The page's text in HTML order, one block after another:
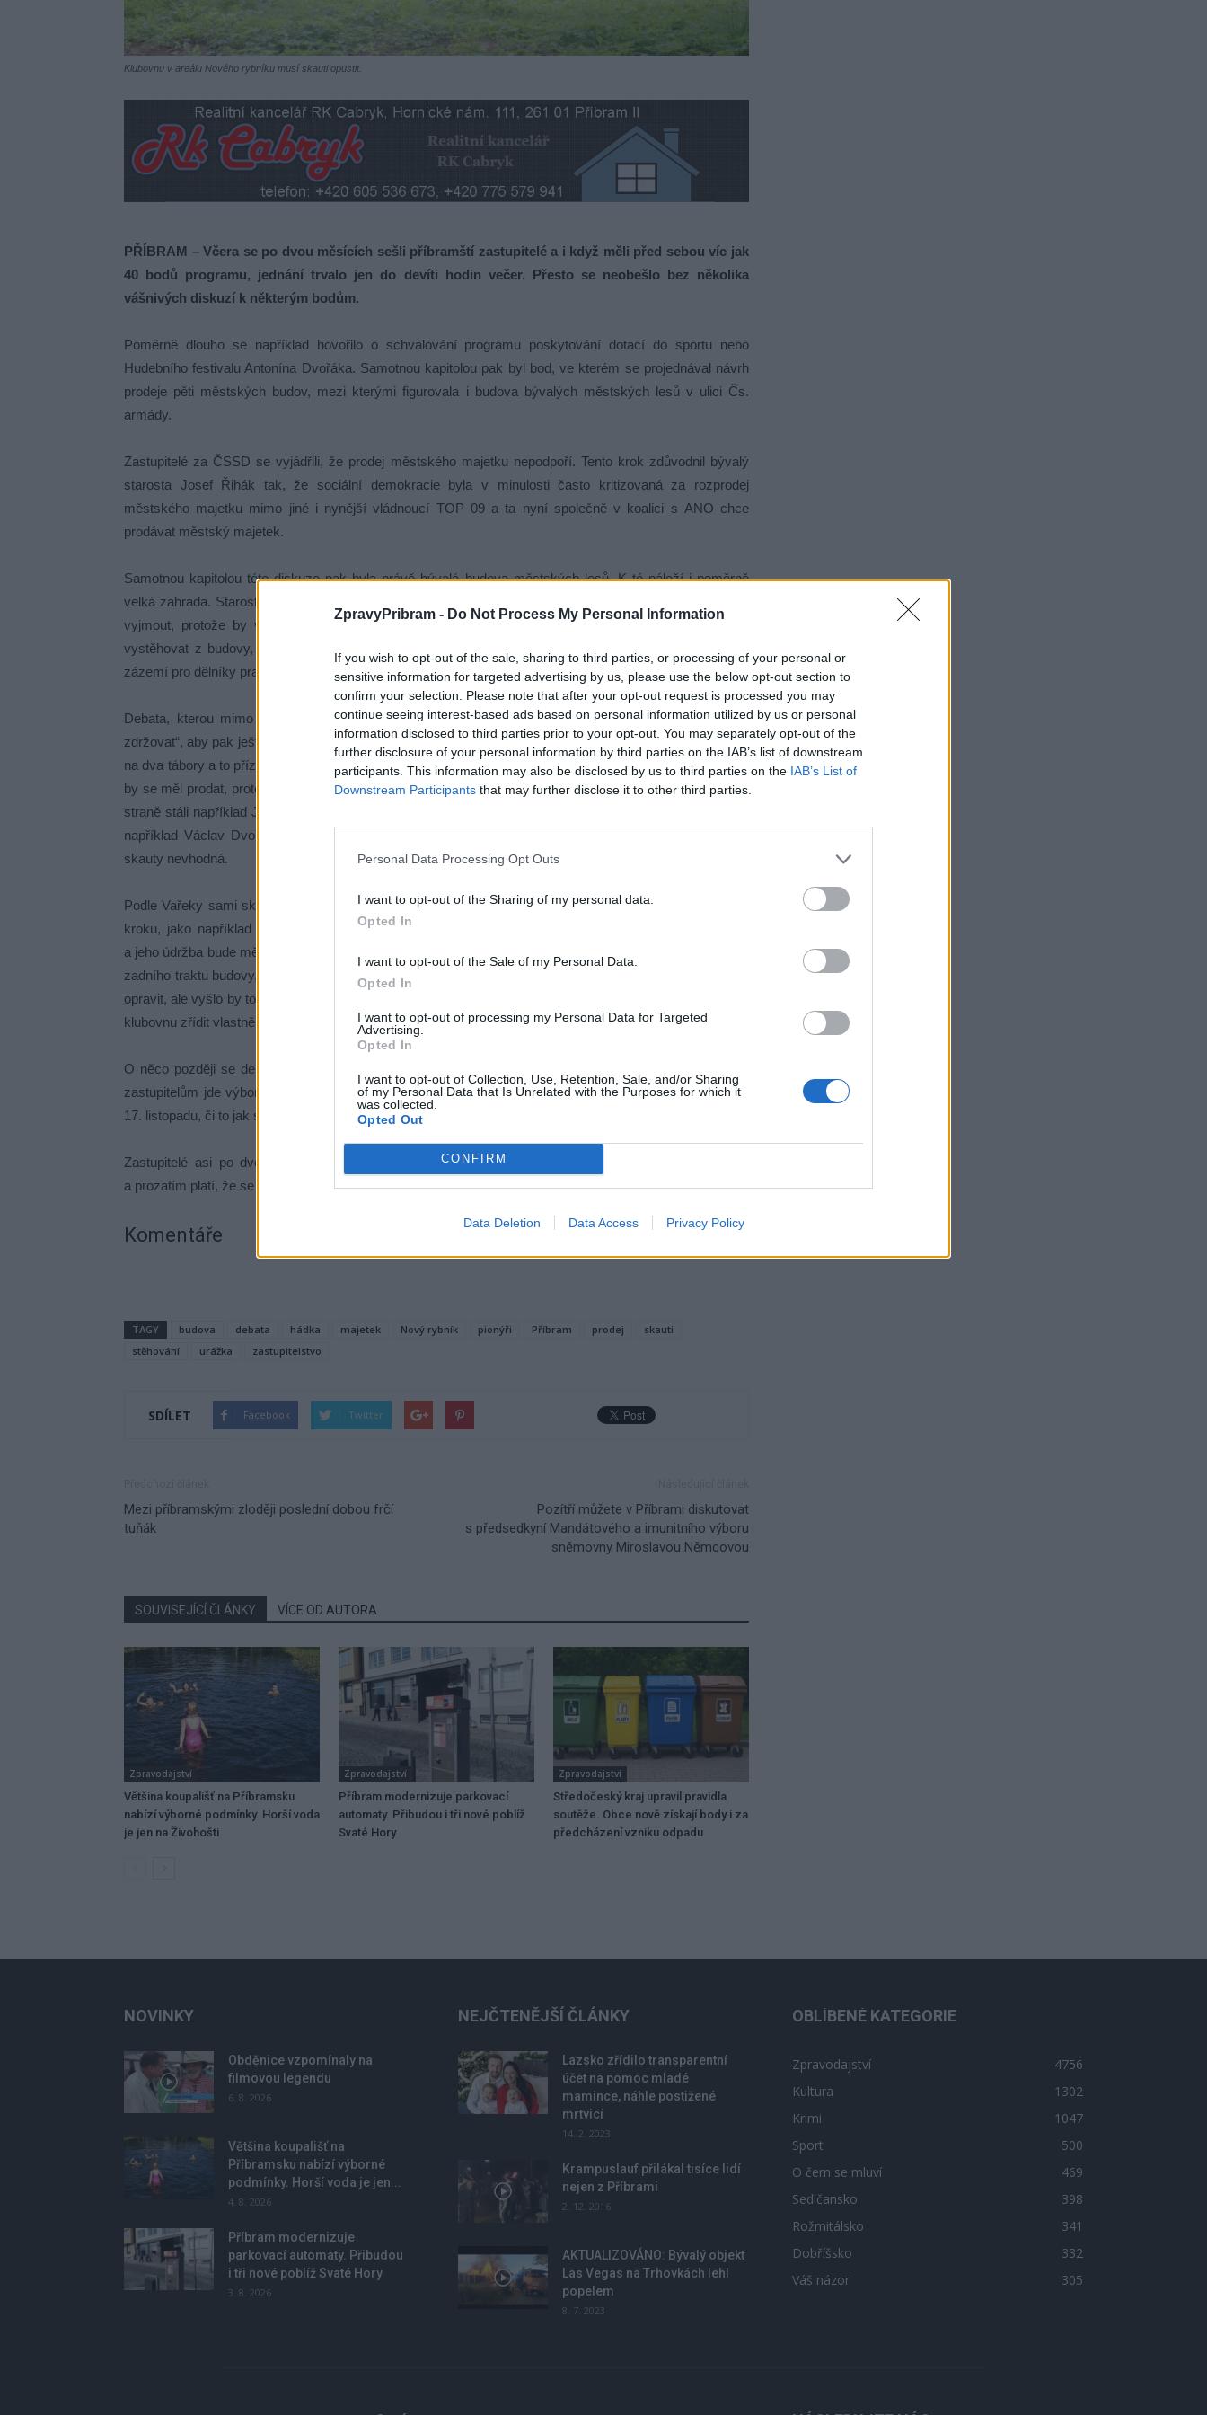
ZpravyPribram - Do Not Process My Personal Information
If you wish to opt-out of the sale, sharing to third parties, or processing of your personal or
sensitive information for targeted advertising by us, please use the below opt-out section to
confirm your selection. Please note that after your opt-out request is processed you may
continue seeing interest-based ads based on personal information utilized by us or personal
information disclosed to third parties prior to your opt-out. You may separately opt-out of the
further disclosure of your personal information by third parties on the IAB’s list of downstream
participants. This information may also be disclosed by us to third parties on the IAB’s List of
Downstream Participants that may further disclose it to other third parties.
Personal Data Processing Opt Outs
I want to opt-out of the Sharing of my personal data.
Opted In
I want to opt-out of the Sale of my Personal Data.
Opted In
I want to opt-out of processing my Personal Data for Targeted
Advertising.
Opted In
I want to opt-out of Collection, Use, Retention, Sale, and/or Sharing
of my Personal Data that Is Unrelated with the Purposes for which it
was collected.
Opted Out
CONFIRM
Data Deletion Data Access Privacy Policy
Klubovnu v areálu Nového rybníku musí skauti opustit.
PŘÍBRAM – Včera se po dvou měsících sešli příbramští zastupitelé a i když měli před sebou víc jak
40 bodů programu, jednání trvalo jen do devíti hodin večer. Přesto se neobešlo bez několika
vášnivých diskuzí k některým bodům.
Poměrně dlouho se například hovořilo o schvalování programu poskytování dotací do sportu nebo
Hudebního festivalu Antonína Dvořáka. Samotnou kapitolou pak byl bod, ve kterém se projednával návrh
prodeje pěti městských budov, mezi kterými figurovala i budova bývalých městských lesů v ulici Čs.
armády.
Zastupitelé za ČSSD se vyjádřili, že prodej městského majetku nepodpoří. Tento krok zdůvodnil bývalý
starosta Josef Řihák tak, že sociální demokracie byla v minulosti často kritizovaná za rozprodej
městského majetku mimo jiné i nynější vládnoucí TOP 09 a ta nyní společně v koalici s ANO chce
prodávat městský majetek.
Samotnou kapitolou této diskuze pak byla právě bývalá budova městských lesů. K té náleží i poměrně
velká zahrada. Starosta Jindřich Vařeka na začátku diskuze k tomuto bodu navrhl tento dům z hlasování
vyjmout, protože by v něm mohli najít útočiště příbramští skauti a pionýři. Ti se totiž budou muset
vystěhovat z budovy, kterou nyní užívají v areálu Nového rybníku, protože tu chce město využít jako
zázemí pro dělníky pracující na obnově tohoto koupaliště.
Debata, kterou mimo jiné opět neúměrně prodlužovali někteří zastupitelé oblíbeným výrokem „nechci
zdržovat“, aby pak ještě dvacetkrát zopakovali to, co už sami řekli, nebo řekl někdo jiný, rozdělila přítomné
na dva tábory a to příznivce přesunutí skautů a neprodávání budovy a naopak na ty, kteří si myslí, že dům
by se měl prodat, protože je pro skauty nevhodný. Není bez zajímavosti, že v této debatě spolu na jedné
straně stáli například Jindřich Vařeka (ANO) a Josef Řihák (ČSSD), kteří nechtěli dům prodat a na druhé
například Václav Dvořák (ANO) a Dagmar Říhová (Šance pro Příbram), ti si myslí, že budova je pro
skauty nevhodná.
Podle Vařeky sami skauti možnost přestěhování do bývalého objektu městských lesů vítají, kritici tohoto
kroku, jako například právě Dagmar Říhová, namítali, že se nachází u frekventované silnice, je vlhký
a jeho údržba bude město stát příliš peněz. Padly návrhy, že by bylo lepší přestěhovat skauty a pionýry do
zadního traktu budovy, kde sídlí Club No.1 a také firma radního Dvořáka, který by se prý sice také musel
opravit, ale vyšlo by to levněji, či dokonce, že město nemusí na skauty brát vůbec ohled, protože si mohou
klubovnu zřídit vlastně kdekoli a podobně.
O něco později se debata posunula už opět do roviny osobních výpadů a jízlivých narážek, což našim
zastupitelům jde výborně, kdy se neopomněl vytáhnout prodej budovy I. polikliniky, obchodů na náměstí
17. listopadu, či to jak současná koalice dobře hospodaří, ale zároveň na nic nemá peníze.
Zastupitelé asi po dvouhodinové debatě na toto téma nakonec prodej této budovy stáhli z programu
a prozatím platí, že se do ní přestěhují skauti a pionýři z Nového rybníka.
Komentáře
TAGY budova debata hádka majetek Nový rybník pionýři Příbram prodej
skauti
stěhování
urážka zastupitelstvo
SDÍLET Facebook Twitter
Mezi příbramskými zloději poslední dobou frčí
tuňák
Pozítří můžete v Příbrami diskutovat
s předsedkyní Mandátového a imunitního výboru
sněmovny Miroslavou Němcovou
SOUVISEJÍCÍ ČLÁNKY VÍCE OD AUTORA
Zpravodajství
Většina koupališť na Příbramsku
nabízí výborné podmínky. Horší voda
je jen na Živohošti
Zpravodajství
Příbram modernizuje parkovací
automaty. Přibudou i tři nové poblíž
Svaté Hory
Zpravodajství
Středočeský kraj upravil pravidla
soutěže. Obce nově získají body i za
předcházení vzniku odpadu
NOVINKY
Obděnice vzpomínaly na
filmovou legendu
6. 8. 2026
Většina koupališť na
Příbramsku nabízí výborné
podmínky. Horší voda je jen...
4. 8. 2026
Příbram modernizuje
parkovací automaty. Přibudou
i tři nové poblíž Svaté Hory
3. 8. 2026
NEJČTENĚJŠÍ ČLÁNKY
Lazsko zřídilo transparentní
účet na pomoc mladé
mamince, náhle postižené
mrtvicí
14. 2. 2023
Krampuslauf přilákal tisíce lidí
nejen z Příbrami
2. 12. 2016
AKTUALIZOVÁNO: Bývalý objekt
Las Vegas na Trhovkách lehl
popelem
8. 7. 2023
OBLÍBENÉ KATEGORIE
Zpravodajství
4756
Kultura
1302
Krimi
1047
Sport
500
O čem se mluví
469
Sedlčansko
398
Rožmitálsko
341
Dobříšsko
332
Váš názor
305